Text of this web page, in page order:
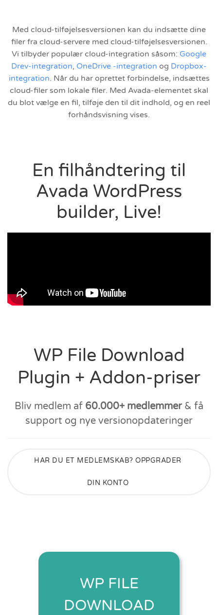
Med cloud-tilføjelsesversionen kan du indsætte dine
filer fra cloud-servere med cloud-tilføjelsesversionen.
Vi tilbyder populær cloud-integration såsom: Google
Drev-integration, OneDrive -integration og Dropbox-
integration. Når du har oprettet forbindelse, indsættes
cloud-filer som lokale filer. Med Avada-elementet skal
du blot vælge en fil, tilføje den til dit indhold, og en reel
forhåndsvisning vises.
En filhåndtering til
Avada WordPress
builder, Live!
WP File Download
Plugin + Addon-priser
Bliv medlem af 60.000+ medlemmer& få
support og nye versionopdateringer
HAR DU ET MEDLEMSKAB? OPPGRADER
DIN KONTO
WP FILE
DOWNLOAD